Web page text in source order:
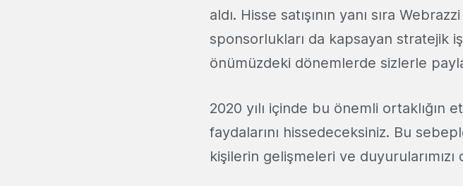
aldı. Hisse satışının yanı sıra
sponsorlukları da kapsayan stratejik
önümüzdeki dönemlerde sizlerle
2020 yılı içinde bu önemli ortaklığın
faydalarını hissedeceksiniz. Bu
kişilerin gelişmeleri ve